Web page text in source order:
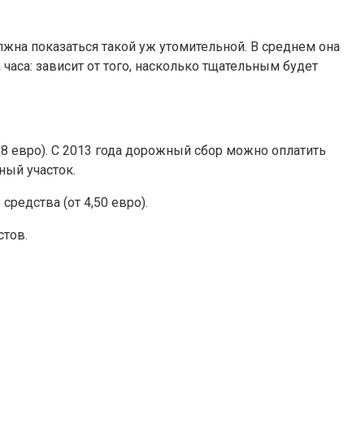
показаться такой уж утомительной. В среднем она
зависит от того, насколько тщательным будет
евро). С 2013 года дорожный сбор можно оплатить
участок.
(от 4,50 евро).